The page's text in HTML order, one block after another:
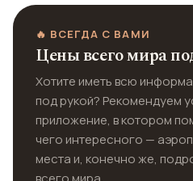
🔥 ВСЕГДА С ВАМИ
Цены всего мира
Хотите иметь всю
под рукой? Рекомендуем
приложение, в котором
чего интересного —
места и, конечно же,